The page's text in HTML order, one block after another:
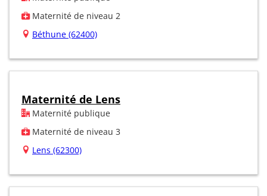
Maternité de niveau 2
Béthune (62400)
Maternité de Lens
Maternité publique
Maternité de niveau 3
Lens (62300)